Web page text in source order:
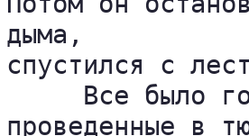
дыма,
спустился с
Все было
проведенные в